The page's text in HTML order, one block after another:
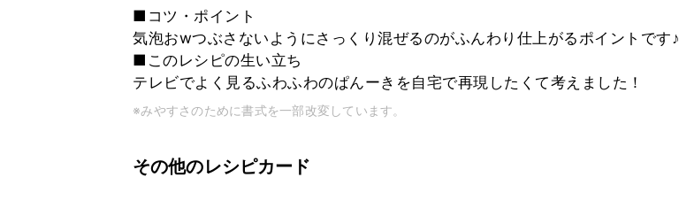
■コツ・ポイント
気泡おwつぶさないようにさっくり混ぜるのがふんわり仕上がるポイントです♪
■このレシピの生い立ち
テレビでよく見るふわふわのぱんーきを自宅で再現したくて考えました！
※みやすさのために書式を一部改変しています。
その他のレシピカード